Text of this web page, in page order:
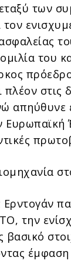
των
τον
του
πλέον στις
απηύθυνε
την
βασικό